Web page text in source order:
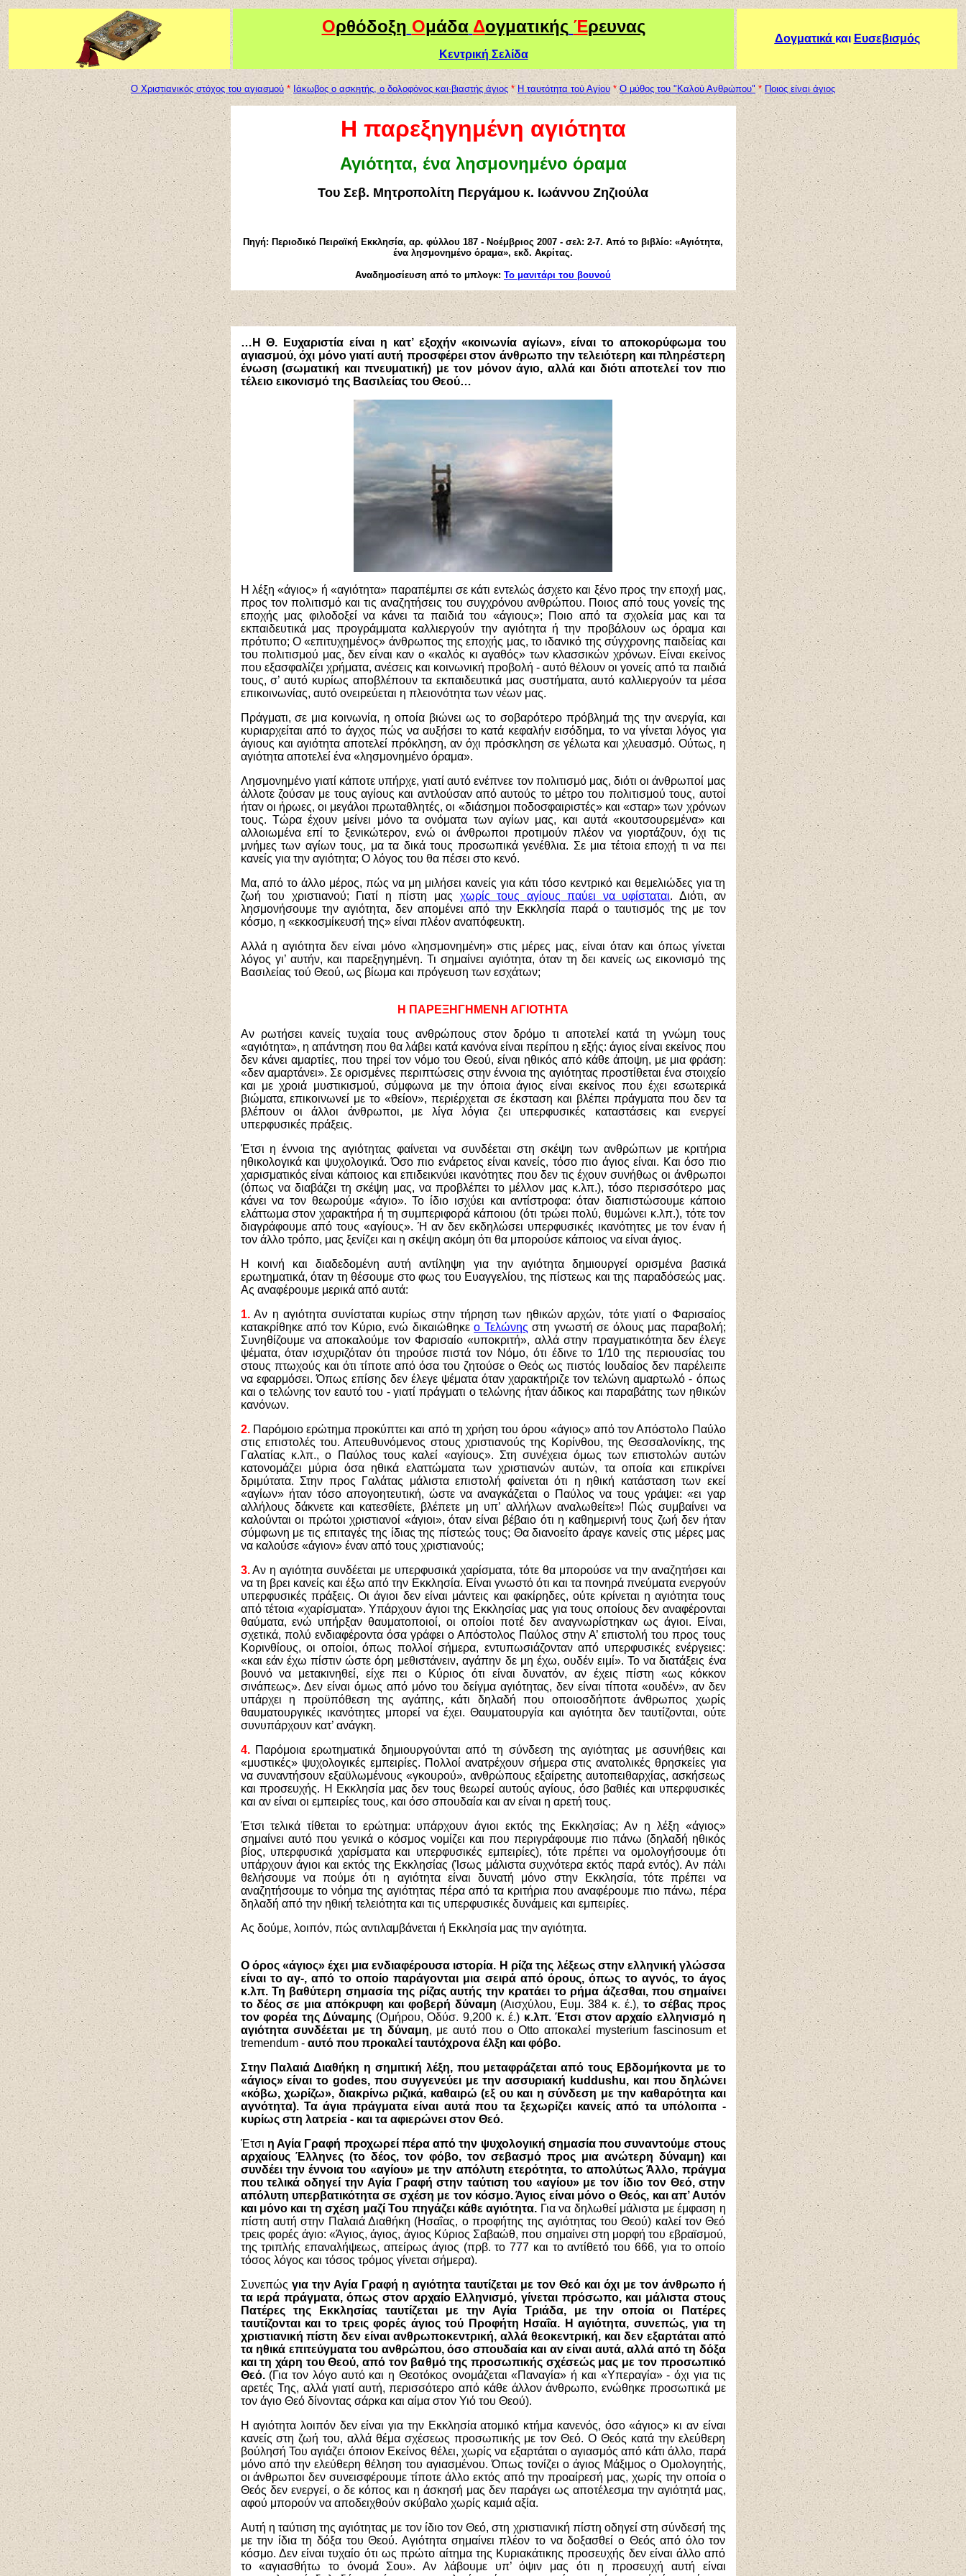
Ορθόδοξη Ομάδα Δογματικής Έρευνας
Κεντρική Σελίδα
Δογματικά και Ευσεβισμός
Ο Χριστιανικός στόχος του αγιασμού * Ιάκωβος ο ασκητής, ο δολοφόνος και βιαστής άγιος * Η ταυτότητα τού Αγίου * Ο μύθος του "Καλού Ανθρώπου" * Ποιος είναι άγιος
H παρεξηγημένη αγιότητα
Αγιότητα, ένα λησμονημένο όραμα
Του Σεβ. Μητροπολίτη Περγάμου κ. Ιωάννου Ζηζιούλα
Πηγή: Περιοδικό Πειραϊκή Εκκλησία, αρ. φύλλου 187 - Νοέμβριος 2007 - σελ: 2-7. Από το βιβλίο: «Αγιότητα,
ένα λησμονημένο όραμα», εκδ. Ακρίτας.
Αναδημοσίευση από το μπλογκ: Το μανιτάρι του βουνού
…H Θ. Ευχαριστία είναι η κατ’ εξοχήν «κοινωνία αγίων», είναι το αποκορύφωμα του
αγιασμού, όχι μόνο γιατί αυτή προσφέρει στον άνθρωπο την τελειότερη και πληρέστερη
ένωση (σωματική και πνευματική) με τον μόνον άγιο, αλλά και διότι αποτελεί τον πιο
τέλειο εικονισμό της Βασιλείας του Θεού…
Η λέξη «άγιος» ή «αγιότητα» παραπέμπει σε κάτι εντελώς άσχετο και ξένο προς την εποχή μας,
προς τον πολιτισμό και τις αναζητήσεις του συγχρόνου ανθρώπου. Ποιος από τους γονείς της
εποχής μας φιλοδοξεί να κάνει τα παιδιά του «άγιους»; Ποιο από τα σχολεία μας και τα
εκπαιδευτικά μας προγράμματα καλλιεργούν την αγιότητα ή την προβάλουν ως όραμα και
πρότυπο; Ο «επιτυχημένος» άνθρωπος της εποχής μας, το ιδανικό της σύγχρονης παιδείας και
του πολιτισμού μας, δεν είναι καν ο «καλός κι αγαθός» των κλασσικών χρόνων. Είναι εκείνος
που εξασφαλίζει χρήματα, ανέσεις και κοινωνική προβολή - αυτό θέλουν οι γονείς από τα παιδιά
τους, σ’ αυτό κυρίως αποβλέπουν τα εκπαιδευτικά μας συστήματα, αυτό καλλιεργούν τα μέσα
επικοινωνίας, αυτό ονειρεύεται η πλειονότητα των νέων μας.
Πράγματι, σε μια κοινωνία, η οποία βιώνει ως το σοβαρότερο πρόβλημά της την ανεργία, και
κυριαρχείται από το άγχος πώς να αυξήσει το κατά κεφαλήν εισόδημα, το να γίνεται λόγος για
άγιους και αγιότητα αποτελεί πρόκληση, αν όχι πρόσκληση σε γέλωτα και χλευασμό. Ούτως, η
αγιότητα αποτελεί ένα «λησμονημένο όραμα».
Λησμονημένο γιατί κάποτε υπήρχε, γιατί αυτό ενέπνεε τον πολιτισμό μας, διότι οι άνθρωποί μας
άλλοτε ζούσαν με τους αγίους και αντλούσαν από αυτούς το μέτρο του πολιτισμού τους, αυτοί
ήταν οι ήρωες, οι μεγάλοι πρωταθλητές, οι «διάσημοι ποδοσφαιριστές» και «σταρ» των χρόνων
τους. Τώρα έχουν μείνει μόνο τα ονόματα των αγίων μας, και αυτά «κουτσουρεμένα» και
αλλοιωμένα επί το ξενικώτερον, ενώ οι άνθρωποι προτιμούν πλέοννα γιορτάζουν, όχι τις
μνήμες των αγίων τους, μα τα δικά τους προσωπικά γενέθλια. Σε μια τέτοια εποχή τι να πει
κανείς για την αγιότητα; Ο λόγος του θα πέσει στο κενό.
Μα, από το άλλο μέρος, πώς να μη μιλήσει κανείς για κάτι τόσο κεντρικό και θεμελιώδες για τη
ζωή του χριστιανού;
Γιατί η πίστη μας χωρίς τους αγίους παύει να υφίσταται. Διότι, αν
λησμονήσουμε την αγιότητα, δεν απομένει από την Εκκλησία παρά ο ταυτισμός της με τον
κόσμο, η «εκκοσμίκευσή της» είναι πλέον αναπόφευκτη.
Αλλά η αγιότητα δεν είναι μόνο «λησμονημένη» στις μέρες μας, είναι όταν και όπως γίνεται
λόγος γι’ αυτήν, και παρεξηγημένη. Τι σημαίνει αγιότητα, όταν τη δει κανείς ως εικονισμό της
Βασιλείας τού Θεού, ως βίωμα και πρόγευση των εσχάτων;
Η ΠΑΡΕΞΗΓΗΜΕΝΗ ΑΓΙΟΤΗΤΑ
Αν ρωτήσει κανείς τυχαία τους ανθρώπους στον δρόμο τι αποτελεί κατά τη γνώμη τους
«αγιότητα», η απάντηση που θα λάβει κατά κανόνα είναι περίπου η εξής: άγιος είναι εκείνος που
δεν κάνει αμαρτίες, που τηρεί τον νόμο του Θεού, είναι ηθικός από κάθε άποψη, με μια φράση:
«δεν αμαρτάνει». Σε ορισμένες περιπτώσεις στην έννοια της αγιότητας προστίθεται ένα στοιχείο
και με χροιά μυστικισμού, σύμφωνα με την όποια άγιος είναι εκείνος που έχει εσωτερικά
βιώματα, επικοινωνεί με το «θείον», περιέρχεται σε έκσταση και βλέπει πράγματα που δεν τα
βλέπουν οι άλλοι άνθρωποι, με λίγα λόγια ζει υπερφυσικές καταστάσεις και ενεργεί
υπερφυσικές πράξεις.
Έτσι η έννοια της αγιότητας φαίνεται να συνδέεται στη σκέψη των ανθρώπων με κριτήρια
ηθικολογικά και ψυχολογικά. Όσο πιο ενάρετος είναι κανείς, τόσο πιο άγιος είναι. Και όσο πιο
χαρισματικός είναι κάποιος και επιδεικνύει ικανότητες που δεν τις έχουν συνήθως οι άνθρωποι
(όπως να διαβάζει τη σκέψη μας, να προβλέπει το μέλλον μας κ.λπ.), τόσο περισσότερο μας
κάνει να τον θεωρούμε «άγιο». Το ίδιο ισχύει και αντίστροφα: όταν διαπιστώσουμε κάποιο
ελάττωμα στον χαρακτήρα ή τη συμπεριφορά κάποιου (ότι τρώει πολύ, θυμώνει κ.λπ.), τότε τον
διαγράφουμε από τους «αγίους». Ή αν δεν εκδηλώσει υπερφυσικές ικανότητες με τον έναν ή
τον άλλο τρόπο, μας ξενίζει και η σκέψη ακόμη ότι θα μπορούσε κάποιος να είναι άγιος.
Η κοινή και διαδεδομένη αυτή αντίληψη για την αγιότητα δημιουργεί ορισμένα βασικά
ερωτηματικά, όταν τη θέσουμε στο φως του Ευαγγελίου, της πίστεως και της παραδόσεώς μας.
Ας αναφέρουμε μερικά από αυτά:
1.Αν η αγιότητα συνίσταται κυρίως στην τήρηση των ηθικών αρχών, τότε γιατί ο Φαρισαίος
κατακρίθηκε από τον Κύριο, ενώ δικαιώθηκεο Τελώνης στη γνωστή σε όλους μας παραβολή;
Συνηθίζουμε να αποκαλούμε τον Φαρισαίο «υποκριτή», αλλά στην πραγματικότητα δεν έλεγε
ψέματα, όταν ισχυριζόταν ότι τηρούσε πιστά τον Νόμο, ότι έδινε το 1/10 της περιουσίας του
στους πτωχούς και ότι τίποτε από όσα του ζητούσε ο Θεός ως πιστός Ιουδαίος δεν παρέλειπε
να εφαρμόσει. Όπως επίσης δεν έλεγε ψέματα όταν χαρακτήριζε τον τελώνη αμαρτωλό - όπως
και ο τελώνης τον εαυτό του - γιατί πράγματι ο τελώνης ήταν άδικος και παραβάτης των ηθικών
κανόνων.
2. Παρόμοιο ερώτημα προκύπτει και από τη χρήση του όρου «άγιος» από τον Απόστολο Παύλο
στις επιστολές του. Απευθυνόμενος στους χριστιανούς της Κορίνθου, της Θεσσαλονίκης, της
Γαλατίας κ.λπ., ο Παύλος τους καλεί «αγίους». Στη συνέχεια όμως των επιστολών αυτών
κατονομάζει μύρια όσα ηθικά ελαττώματα των χριστιανών αυτών, τα οποία και επικρίνει
δριμύτατα. Στην προς Γαλάτας μάλιστα επιστολή φαίνεται ότι η ηθική κατάσταση των εκεί
«αγίων» ήταν τόσο απογοητευτική, ώστε να αναγκάζεται ο Παύλος να τους γράψει: «ει γαρ
αλλήλους δάκνετε και κατεσθίετε, βλέπετε μη υπ’ αλλήλων αναλωθείτε»! Πώς συμβαίνει να
καλούνται οι πρώτοι χριστιανοί «άγιοι», όταν είναι βέβαιο ότι η καθημερινή τους ζωή δεν ήταν
σύμφωνη με τις επιταγές της ίδιας της πίστεώς τους; Θα διανοείτο άραγε κανείς στις μέρες μας
να καλούσε «άγιον» έναν από τους χριστιανούς;
3.Αν η αγιότητα συνδέεται με υπερφυσικά χαρίσματα, τότε θα μπορούσε να την αναζητήσει και
να τη βρει κανείς και έξω από την Εκκλησία. Είναι γνωστό ότι και τα πονηρά πνεύματα ενεργούν
υπερφυσικές πράξεις. Οι άγιοι δεν είναι μάντεις και φακίρηδες, ούτε κρίνεται η αγιότητα τους
από τέτοια «χαρίσματα». Υπάρχουν άγιοι της Εκκλησίας μας για τους οποίους δεν αναφέρονται
θαύματα, ενώ υπήρξαν θαυματοποιοί, οι οποίοι ποτέ δεν αναγνωρίστηκαν ως άγιοι. Είναι,
σχετικά, πολύ ενδιαφέροντα όσα γράφει ο Απόστολος Παύλος στην Α’ επιστολή του προς τους
Κορινθίους, οι οποίοι, όπως πολλοί σήμερα, εντυπωσιάζονταν από υπερφυσικές ενέργειες:
«και εάν έχω πίστιν ώστε όρη μεθιστάνειν, αγάπην δε μη έχω, ουδέν ειμί». Το να διατάξεις ένα
βουνό να μετακινηθεί, είχε πει ο Κύριος ότι είναι δυνατόν, αν έχεις πίστη «ως κόκκον
σινάπεως». Δεν είναι όμως από μόνο του δείγμα αγιότητας, δεν είναι τίποτα «ουδέν», αν δεν
υπάρχει η προϋπόθεση της αγάπης, κάτι δηλαδή που οποιοσδήποτε άνθρωπος χωρίς
θαυματουργικές ικανότητες μπορεί να έχει. Θαυματουργία και αγιότητα δεν ταυτίζονται, ούτε
συνυπάρχουν κατ’ ανάγκη.
4.Παρόμοια ερωτηματικά δημιουργούνται από τη σύνδεση της αγιότητας με ασυνήθεις και
«μυστικές» ψυχολογικές εμπειρίες. Πολλοί ανατρέχουν σήμερα στις ανατολικές θρησκείες για
να συναντήσουν εξαϋλωμένους «γκουρού», ανθρώπους εξαίρετης αυτοπειθαρχίας, ασκήσεως
και προσευχής. Η Εκκλησία μας δεν τους θεωρεί αυτούς αγίους, όσο βαθιές και υπερφυσικές
και αν είναι οι εμπειρίες τους, και όσο σπουδαία και αν είναι η αρετή τους.
Έτσι τελικά τίθεται το ερώτημα: υπάρχουν άγιοι εκτός της Εκκλησίας; Αν η λέξη «άγιος»
σημαίνει αυτό που γενικά ο κόσμος νομίζει και που περιγράφουμε πιο πάνω (δηλαδή ηθικός
βίος, υπερφυσικά χαρίσματα και υπερφυσικές εμπειρίες), τότε πρέπει να ομολογήσουμε ότι
υπάρχουν άγιοι και εκτός της Εκκλησίας (Ίσως μάλιστα συχνότερα εκτός παρά εντός). Αν πάλι
θελήσουμε να πούμε ότι η αγιότητα είναι δυνατή μόνο στην Εκκλησία, τότε πρέπει να
αναζητήσουμε το νόημα της αγιότητας πέρα από τα κριτήρια που αναφέρουμε πιο πάνω, πέρα
δηλαδή από την ηθική τελειότητα και τις υπερφυσικές δυνάμεις και εμπειρίες.
Ας δούμε, λοιπόν, πώς αντιλαμβάνεται ή Εκκλησία μας την αγιότητα.
Ο όρος «άγιος» έχει μια ενδιαφέρουσα ιστορία. Η ρίζα της λέξεως στην ελληνική γλώσσα
είναι τοαγ-, από το οποίο παράγονται μια σειρά από όρους, όπως το αγνός, το άγος
κ.λπ. Τη βαθύτερη σημασία της ρίζας αυτής την κρατάει το ρήμα άζεσθαι, που σημαίνει
το δέος σε μια απόκρυφη και φοβερή δύναμη (Αισχύλου, Ευμ. 384 κ. έ.), το σέβας προς
τον φορέα της Δύναμης (Ομήρου, Οδύσ. 9,200 κ. έ.) κ.λπ. Έτσι στον αρχαίο ελληνισμό η
αγιότητα συνδέεται με τη δύναμη, με αυτό που ο Otto αποκαλεί mysterium fascinosum et
tremendum - αυτό που προκαλεί ταυτόχρονα έλξη και φόβο.
Στην Παλαιά Διαθήκη η σημιτική λέξη, που μεταφράζεται από τους Εβδομήκοντα με το
«άγιος» είναι το godes, που συγγενεύει με τηνασσυριακή kuddushu, και που δηλώνει
«κόβω, χωρίζω», διακρίνω ριζικά, καθαιρώ (εξ ου και η σύνδεση με την καθαρότητα και
αγνότητα). Τα άγια πράγματα είναι αυτά που τα ξεχωρίζει κανείς από τα υπόλοιπα -
κυρίως στη λατρεία - και τα αφιερώνει στον Θεό.
Έτσι η Αγία Γραφή προχωρεί πέρα από την ψυχολογική σημασία που συναντούμε στους
αρχαίους Έλληνες (το δέος, τον φόβο, τον σεβασμό προς μια ανώτερη δύναμη) και
συνδέει την έννοια του «αγίου» με την απόλυτη ετερότητα, το απολύτως Άλλο, πράγμα
που τελικά οδηγεί την Αγία Γραφή στην ταύτιση του «αγίου» με τον ίδιο τον Θεό, στην
απόλυτη υπερβατικότητα σε σχέση με τον κόσμο. Άγιος είναι μόνο ο Θεός, και απ’ Αυτόν
και μόνο και τη σχέση μαζί Του πηγάζει κάθε αγιότητα. Για να δηλωθεί μάλιστα με έμφαση η
πίστη αυτή στην Παλαιά Διαθήκη (Ησαΐας, ο προφήτης της αγιότητας του Θεού) καλεί τον Θεό
τρεις φορές άγιο: «Άγιος, άγιος, άγιος Κύριος Σαβαώθ, που σημαίνει στη μορφή του εβραϊσμού,
της τριπλής επαναλήψεως, απείρως άγιος (πρβ. το 777 και το αντίθετό του 666, για το οποίο
τόσος λόγος και τόσος τρόμος γίνεται σήμερα).
Συνεπώς για την Αγία Γραφή η αγιότητα ταυτίζεται με τον Θεό και όχι με τον άνθρωπο ή
τα ιερά πράγματα, όπως στον αρχαίο Ελληνισμό, γίνεται πρόσωπο, και μάλιστα στους
Πατέρες της Εκκλησίας ταυτίζεται με την Αγία Τριάδα, με την οποία οι Πατέρες
ταυτίζονται και το τρεις φορές άγιος τού Προφήτη Ησαΐα. Η αγιότητα, συνεπώς, για τη
χριστιανική πίστη δεν είναι ανθρωποκεντρική, αλλά θεοκεντρική, και δεν εξαρτάται από
τα ηθικά επιτεύγματα του ανθρώπου, όσο σπουδαία και αν είναι αυτά, αλλά από τη δόξα
και τη χάρη του Θεού, από τον βαθμό της προσωπικής σχέσεώς μας με τον προσωπικό
Θεό.(Για τον λόγο αυτό και η Θεοτόκος ονομάζεται«Παναγία» ή και «Υπεραγία»- όχι για τις
αρετές Της, αλλά γιατί αυτή, περισσότερο από κάθε άλλον άνθρωπο, ενώθηκε προσωπικά με
τον άγιο Θεό δίνοντας σάρκα και αίμα στον Υιό του Θεού).
Η αγιότητα λοιπόν δεν είναι για την Εκκλησία ατομικό κτήμα κανενός, όσο «άγιος» κι αν είναι
κανείς στη ζωή του, αλλά θέμα σχέσεως προσωπικής με τον Θεό. Ο Θεός κατά την ελεύθερη
βούλησή Του αγιάζει όποιον Εκείνος θέλει, χωρίς να εξαρτάται ο αγιασμός από κάτι άλλο, παρά
μόνο από την ελεύθερη θέληση του αγιασμένου. Όπως τονίζει ο άγιος Μάξιμος ο Ομολογητής,
οι άνθρωποι δεν συνεισφέρουμε τίποτε άλλο εκτός από την προαίρεσή μας, χωρίς την οποία ο
Θεός δεν ενεργεί, ο δε κόπος και η άσκησή μας δεν παράγει ως αποτέλεσμα την αγιότητά μας,
αφού μπορούν να αποδειχθούν σκύβαλο χωρίς καμιά αξία.
Αυτή η ταύτιση της αγιότητας με τον ίδιο τον Θεό, στη χριστιανική πίστη οδηγεί στη σύνδεσή της
με την ίδια τη δόξα του Θεού. Αγιότητα σημαίνει πλέον το να δοξασθεί ο Θεός από όλο τον
κόσμο. Δεν είναι τυχαίο ότι ως πρώτο αίτημα της Κυριακάτικης προσευχής δεν είναι άλλο από
το «αγιασθήτω το όνομά Σου». Αν λάβουμε υπ’ όψιν μας ότι η προσευχή αυτή είναι